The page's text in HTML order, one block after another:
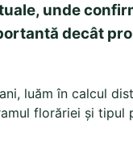
unde
decât
luăm în calcul
florăriei și tipul